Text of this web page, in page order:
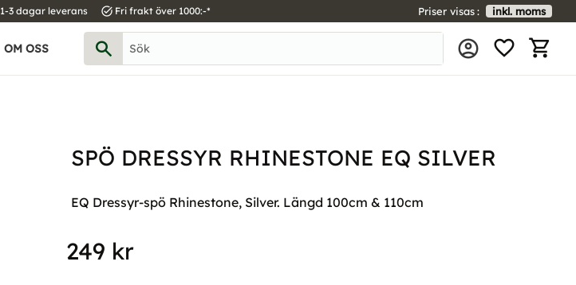
1-3 dagar leverans task_alt Fri frakt över 1000:-* Priser visas inkl. moms
OM OSS
SPÖ DRESSYR RHINESTONE EQ SILVER
EQ Dressyr-spö Rhinestone, Silver. Längd 100cm & 110cm
249 kr